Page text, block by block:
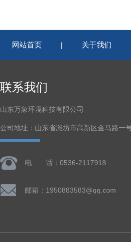
网站首页 | 关于我们
联系我们
山东万象环境科技有限公司
公司地址：山东省潍坊市高新区金马路一
电 话：0536-2117918
邮箱：1950883583@qq.com